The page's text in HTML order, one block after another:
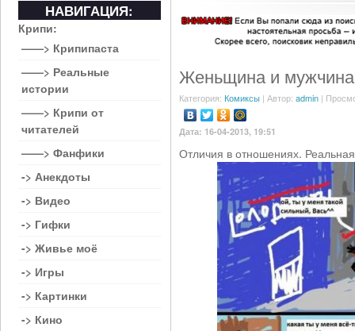
Женьщина и мужчина
Категория: Комиксы | Автор: admin |
Дата: 16-04-2013, 19:51
Отличия в отношениях.
НАВИГАЦИЯ:
Крипи:
——> Крипипаста
——> Реальные
истории
——> Крипи от
читателей
——> Фанфики
-> Анекдоты
-> Видео
-> Гифки
-> Живье моё
-> Игры
-> Картинки
-> Кино